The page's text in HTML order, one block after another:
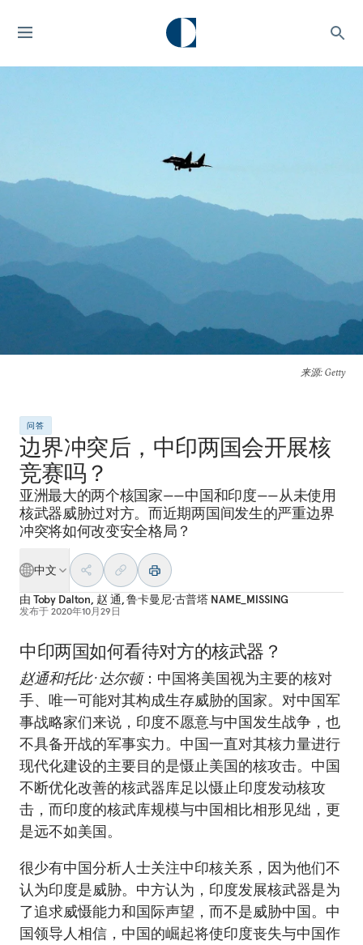
来源: Getty
问答
边界冲突后，中印两国会开展核
竞赛吗？
亚洲最大的两个核国家——中国和印度——从未使用
核武器威胁过对方。而近期两国间发生的严重边界
冲突将如何改变安全格局？
中文
由 Toby Dalton, 赵 通,鲁卡曼尼·古普塔 NAME_MISSING
发布于 2020年10月29日
中印两国如何看待对方的核武器？
赵通和托比·达尔顿：中国将美国视为主要的核对
手、唯一可能对其构成生存威胁的国家。对中国军
事战略家们来说，印度不愿意与中国发生战争，也
不具备开战的军事实力。中国一直对其核力量进行
现代化建设的主要目的是慑止美国的核攻击。中国
不断优化改善的核武器库足以慑止印度发动核攻
击，而印度的核武库规模与中国相比相形见绌，更
是远不如美国。
很少有中国分析人士关注中印核关系，因为他们不
认为印度是威胁。中方认为，印度发展核武器是为
了追求威慑能力和国际声望，而不是威胁中国。中
国领导人相信，中国的崛起将使印度丧失与中国作